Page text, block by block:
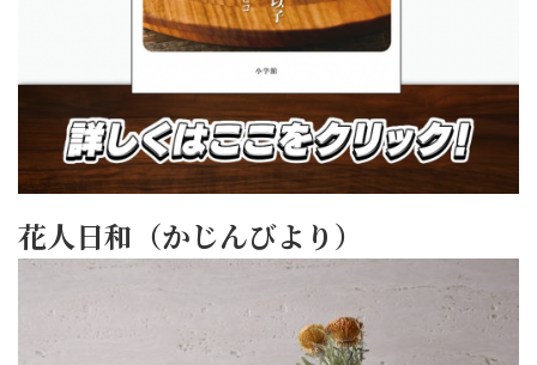
花人日和（かじんびより）